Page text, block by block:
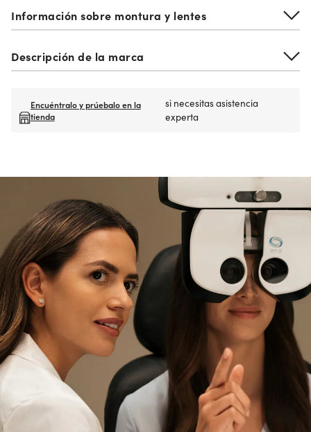
Información sobre montura y lentes
Descripción de la marca
Encuéntralo y prúebalo en la
tienda
si necesitas asistencia
experta